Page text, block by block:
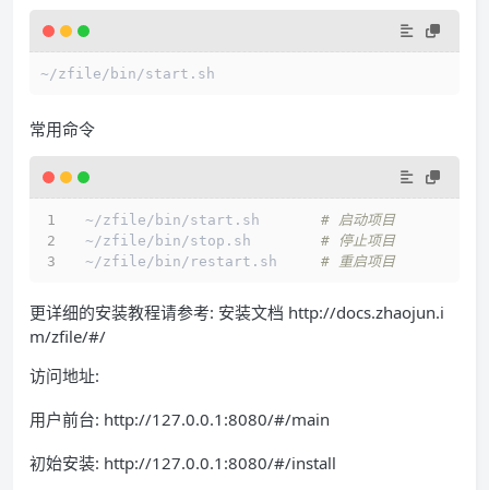
~/zfile/bin/start.sh
常用命令
~/zfile/bin/start.sh # 启动项目
~/zfile/bin/stop.sh # 停止项目
~/zfile/bin/restart.sh # 重启项目
更详细的安装教程请参考: 安装文档 http://docs.zhaojun.i
m/zfile/#/
访问地址:
用户前台: http://127.0.0.1:8080/#/main
初始安装: http://127.0.0.1:8080/#/install